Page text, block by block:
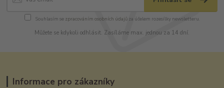
Souhlasím se zpracováním osobních údajůza účelem rozesílky newsletteru.
Můžete se kdykoli odhlásit. Zasíláme max. jednou za 14 dní.
Informace pro zákazníky